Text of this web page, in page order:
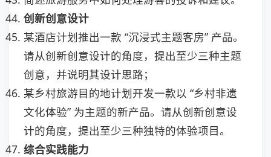
创新创意设计
某酒店计划推出一款 “沉浸式主题客房” 产品。
请从创新创意设计的角度，提出至少三种主题
创意，并说明其设计思路；
某乡村旅游目的地计划开发一款以 “乡村非遗
文化体验” 为主题的新产品。请从创新创意设
计的角度，提出至少三种独特的体验项目。
综合实践能力